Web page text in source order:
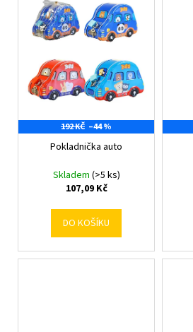
192 KČ –44 %
Pokladnička auto
Skladem (>5 ks)
107,09 Kč
DO KOŠÍKU